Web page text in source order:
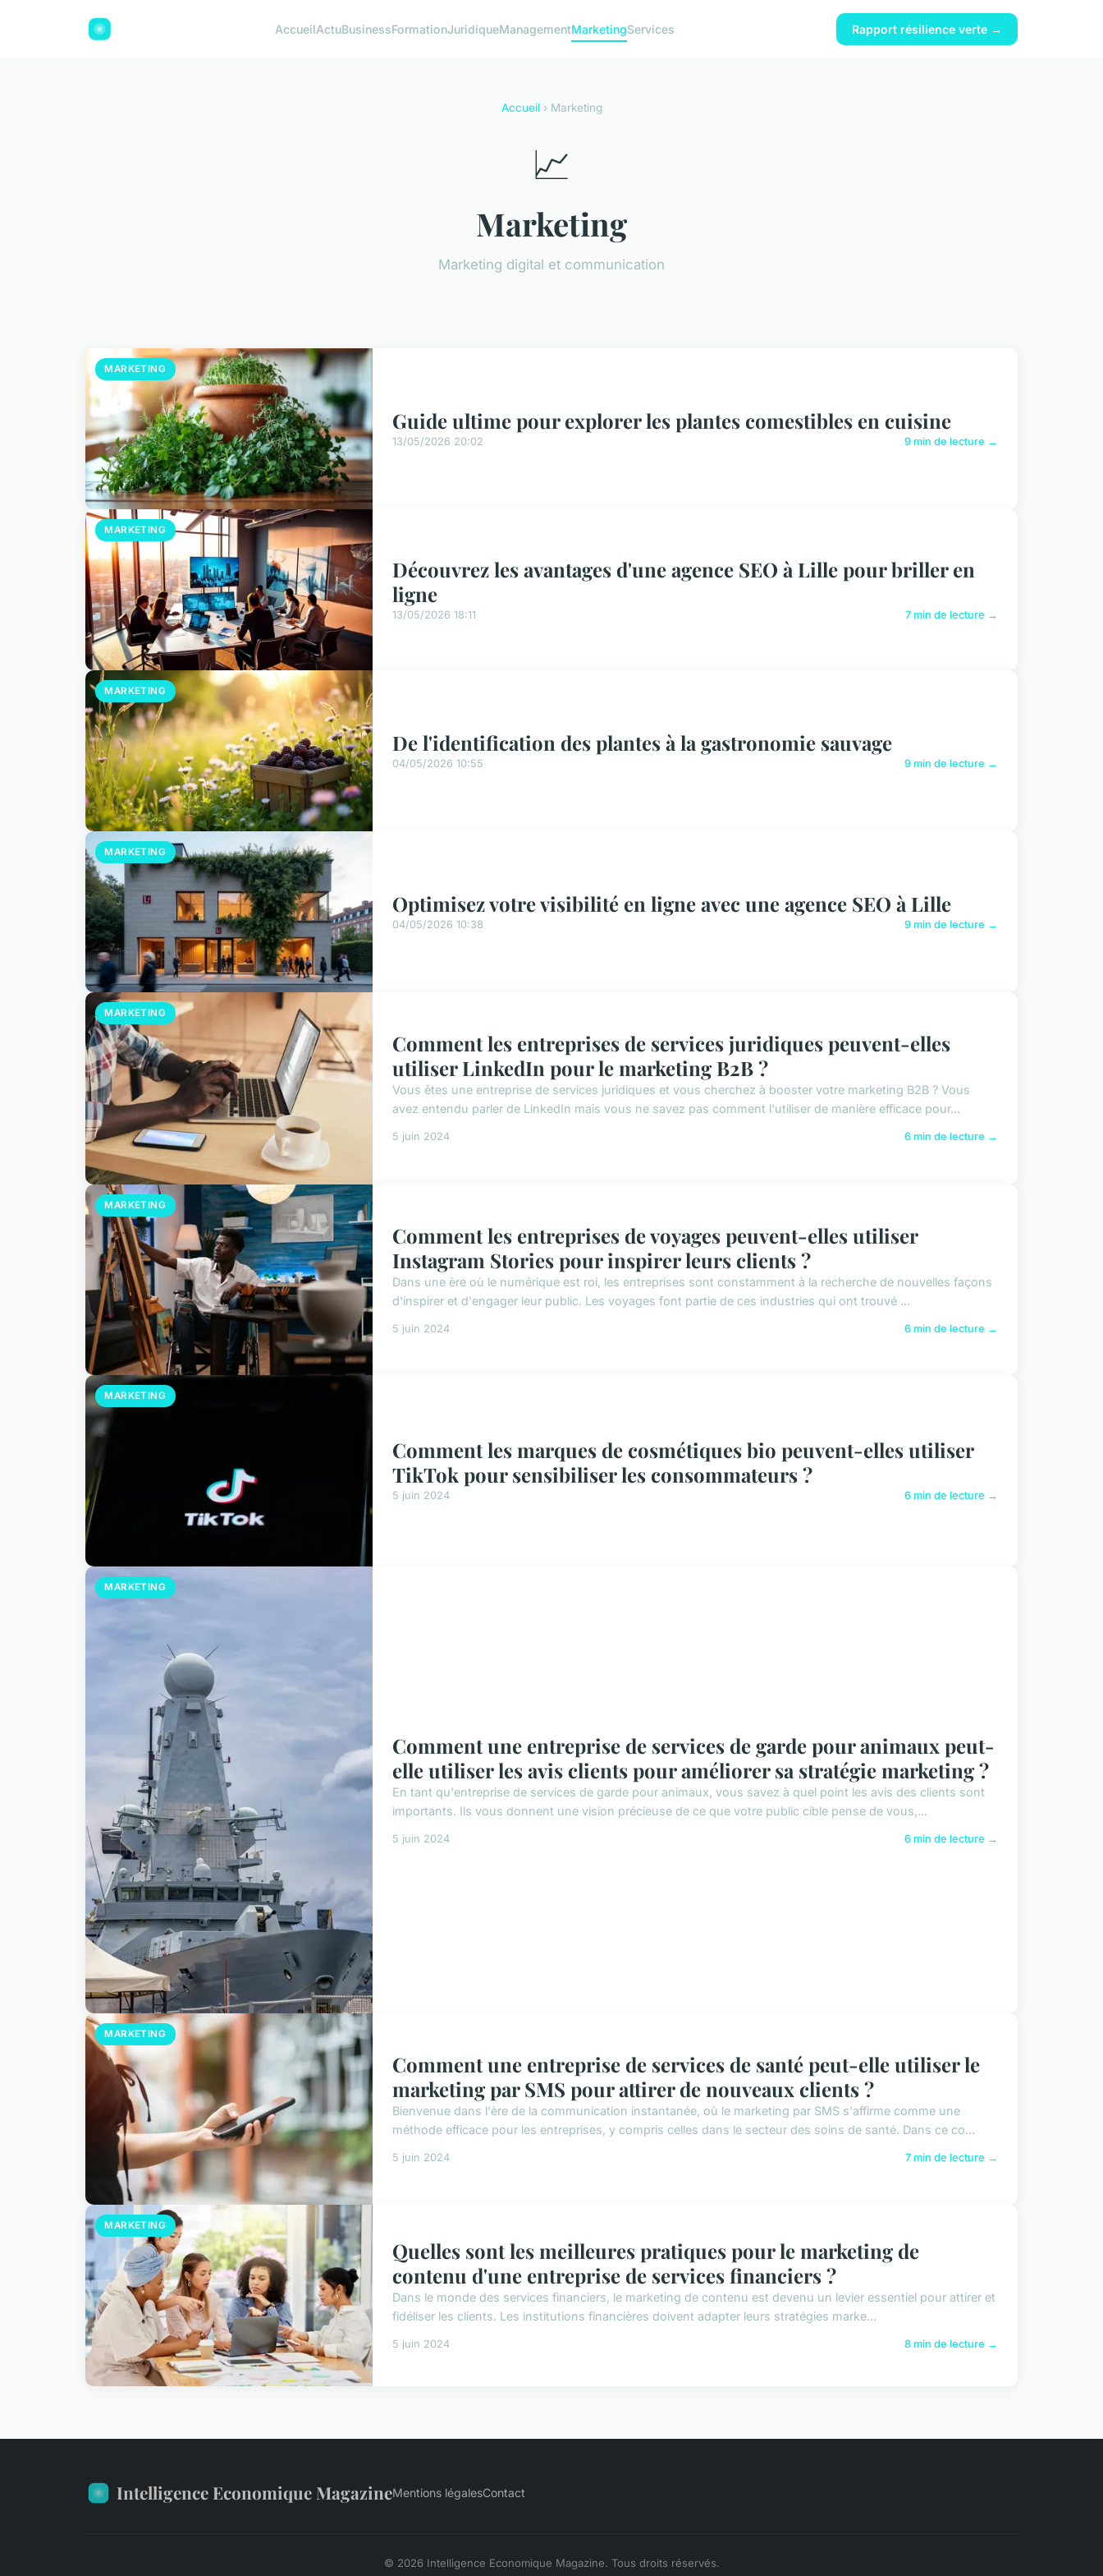
AccueilActuBusinessFormationJuridiqueManagementMarketingServices Rapport résilience verte →
Accueil› Marketing
📈
Marketing
Marketing digital et communication
MARKETING
Guide ultime pour explorer les plantes comestibles en cuisine
13/05/2026 20:02 9 min de lecture →
MARKETING
Découvrez les avantages d'une agence SEO à Lille pour briller en
ligne
13/05/2026 18:11 7 min de lecture →
MARKETING
De l'identification des plantes à la gastronomie sauvage
04/05/2026 10:55 9 min de lecture →
MARKETING
Optimisez votre visibilité en ligne avec une agence SEO à Lille
04/05/2026 10:38 9 min de lecture →
MARKETING
Comment les entreprises de services juridiques peuvent-elles
utiliser LinkedIn pour le marketing B2B ?
Vous êtes une entreprise de services juridiques et vous cherchez à booster votre marketing B2B ? Vous
avez entendu parler de LinkedIn mais vous ne savez pas comment l'utiliser de manière efficace pour...
5 juin 2024 6 min de lecture →
MARKETING
Comment les entreprises de voyages peuvent-elles utiliser
Instagram Stories pour inspirer leurs clients ?
Dans une ère où le numérique est roi, les entreprises sont constamment à la recherche de nouvelles façons
d'inspirer et d'engager leur public. Les voyages font partie de ces industries qui ont trouvé ...
5 juin 2024 6 min de lecture →
MARKETING
Comment les marques de cosmétiques bio peuvent-elles utiliser
TikTok pour sensibiliser les consommateurs ?
5 juin 2024 6 min de lecture →
MARKETING
Comment une entreprise de services de garde pour animaux peut-
elle utiliser les avis clients pour améliorer sa stratégie marketing ?
En tant qu'entreprise de services de garde pour animaux, vous savez à quel point les avis des clients sont
importants. Ils vous donnent une vision précieuse de ce que votre public cible pense de vous,...
5 juin 2024 6 min de lecture →
MARKETING
Comment une entreprise de services de santé peut-elle utiliser le
marketing par SMS pour attirer de nouveaux clients ?
Bienvenue dans l'ère de la communication instantanée, où le marketing par SMS s'affirme comme une
méthode efficace pour les entreprises, y compris celles dans le secteur des soins de santé. Dans ce co...
5 juin 2024 7 min de lecture →
MARKETING
Quelles sont les meilleures pratiques pour le marketing de
contenu d'une entreprise de services financiers ?
Dans le monde des services financiers, le marketing de contenu est devenu un levier essentiel pour attirer et
fidéliser les clients. Les institutions financières doivent adapter leurs stratégies marke...
5 juin 2024 8 min de lecture →
Intelligence Economique MagazineMentions légalesContact
© 2026 Intelligence Economique Magazine. Tous droits réservés.